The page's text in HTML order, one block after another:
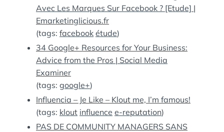
Avec Les Marques Sur Facebook ? [Etude] |
Emarketinglicious.fr
(tags: facebook étude)
34 Google+ Resources for Your Business:
Advice from the Pros | Social Media
Examiner
(tags: google+)
Influencia – Je Like – Klout me, I’m famous!
(tags: klout influence e-reputation)
PAS DE COMMUNITY MANAGERS SANS